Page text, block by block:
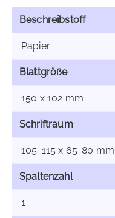
Beschreibstoff
Papier
Blattgröße
150 x 102 mm
Schriftraum
105-115 x 65-80 mm
Spaltenzahl
1